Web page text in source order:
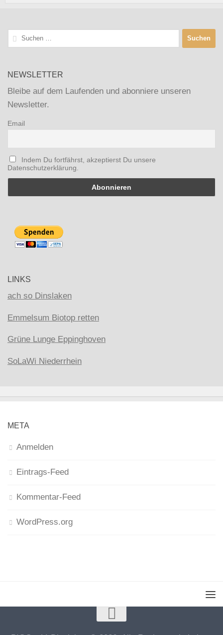
Suchen
nach:
NEWSLETTER
Bleibe auf dem Laufenden und abonniere unseren
Newsletter.
Email
Indem Du fortfährst, akzeptierst Du unsere
Datenschutzerklärung.
LINKS
ach so Dinslaken
Emmelsum Biotop retten
Grüne Lunge Eppinghoven
SoLaWi Niederrhein
META
Anmelden
Eintrags-Feed
Kommentar-Feed
WordPress.org